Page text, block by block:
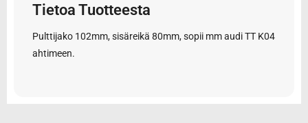
Tietoa Tuotteesta
Pulttijako 102mm, sisäreikä 80mm, sopii mm audi TT K04
ahtimeen.